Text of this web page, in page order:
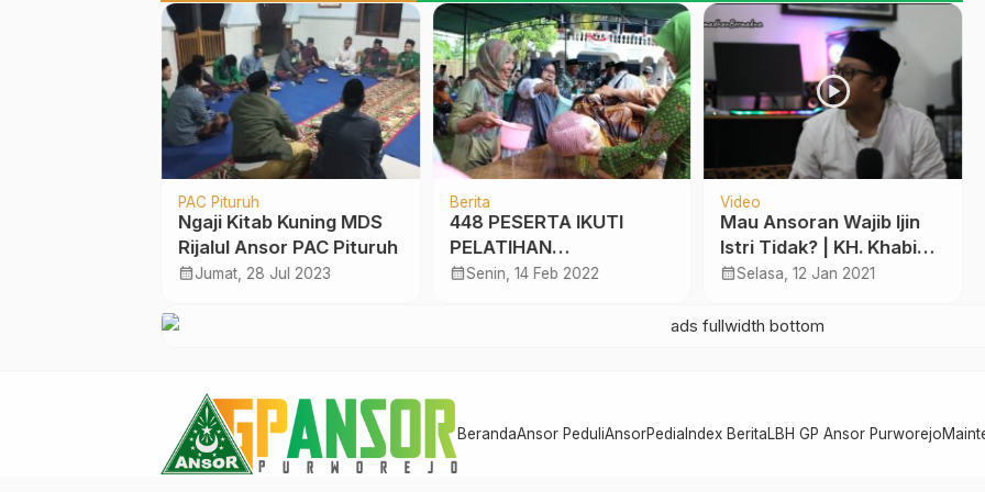
PAC Pituruh
Ngaji Kitab Kuning MDS
Rijalul Ansor PAC Pituruh
calendar_monthJumat, 28 Jul 2023
Berita
448 PESERTA IKUTI
PELATIHAN
PEMULASARAN
calendar_monthSenin, 14 Feb 2022
Video
Mau Ansoran Wajib Ijin
Istri Tidak? | KH. Khabib
Anwar
calendar_monthSelasa, 12 Jan 2021
BerandaAnsor PeduliAnsorPedia Index BeritaLBH GP Ansor Purworejo